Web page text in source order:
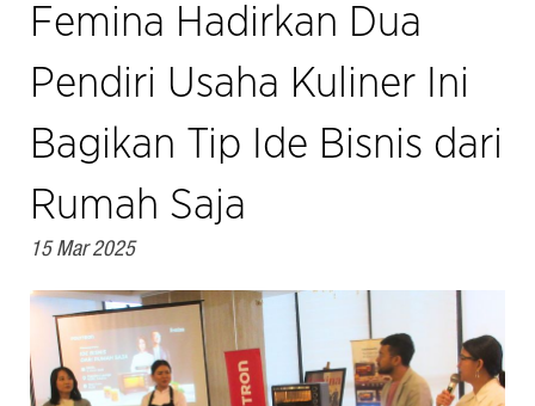
Femina Hadirkan Dua
Pendiri Usaha Kuliner Ini
Bagikan Tip Ide Bisnis dari
Rumah Saja
15 Mar 2025